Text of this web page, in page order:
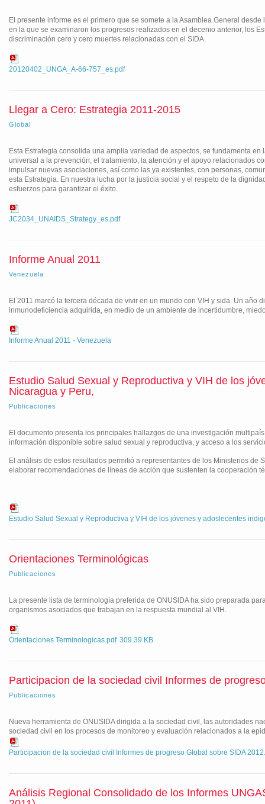
El presente informe es el primero que se somete a la Asamblea General
en la que se examinaron los progresos realizados en el decenio anterior, los
discriminación cero y cero muertes relacionadas con el SIDA.
20120402_UNGA_A-66-757_es.pdf
Llegar a Cero: Estrategia 2011-2015
Global
Esta Estrategia consolida una amplia variedad de aspectos, se fundamenta
universal a la prevención, el tratamiento, la atención y el apoyo relacionados
impulsar nuevas asociaciones, así como las ya existentes, con personas,
esta Estrategia. En nuestra lucha por la justicia social y el respeto de la
esfuerzos para garantizar el éxito.
JC2034_UNAIDS_Strategy_es.pdf
Informe Anual 2011
Venezuela
El 2011 marcó la tercera década de vivir en un mundo con VIH y sida. Un
inmunodeficiencia adquirida, en medio de un ambiente de incertidumbre,
Informe Anual 2011 - Venezuela
Estudio Salud Sexual y Reproductiva y VIH de los
Nicaragua y Peru,
Publicaciones
El documento presenta los principales hallazgos de una investigación
información disponible sobre salud sexual y reproductiva, y acceso a los
El análisis de estos resultados permitió a representantes de los Ministerios
elaborar recomendaciones de líneas de acción que sustenten la cooperación
Estudio Salud Sexual y Reproductiva y VIH de los jóvenes y adoslecentes
Orientaciones Terminológicas
Publicaciones
La presente lista de terminología preferida de ONUSIDA ha sido preparada
organismos asociados que trabajan en la respuesta mundial al VIH.
Orientaciones Terminologicas.pdf 309.39 KB
Participacion de la sociedad civil Informes de
Publicaciones
Nueva herramienta de ONUSIDA dirigida a la sociedad civil, las autoridades
sociedad civil en los procesos de monitoreo y evaluación relacionados a la
Participacion de la sociedad civil Informes de progreso Global sobre SIDA
Análisis Regional Consolidado de los Informes